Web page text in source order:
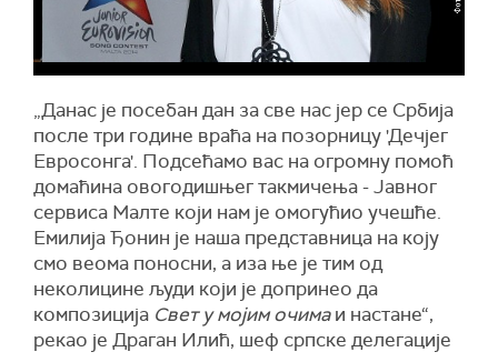
„Данас је посебан дан за све нас јер се Србија
после три године враћа на позорницу 'Дечјег
Евросонга'. Подсећамо вас на огромну помоћ
домаћина овогодишњег такмичења - Јавног
сервиса Малте који нам је омогућио учешће.
Емилија Ђонин је наша представница на коју
смо веома поносни, а иза ње је тим од
неколицине људи који је допринео да
композиција Свет у мојим очимаи настане“,
рекао је Драган Илић, шеф српске делегације